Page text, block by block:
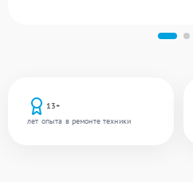
13+
лет опыта в ремонте техники